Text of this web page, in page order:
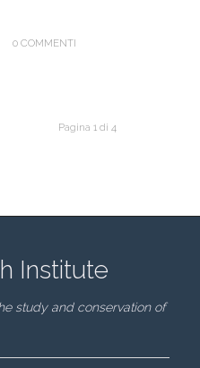
0 COMMENTI
Pagina 1 di 4
Institute
study and conservation of